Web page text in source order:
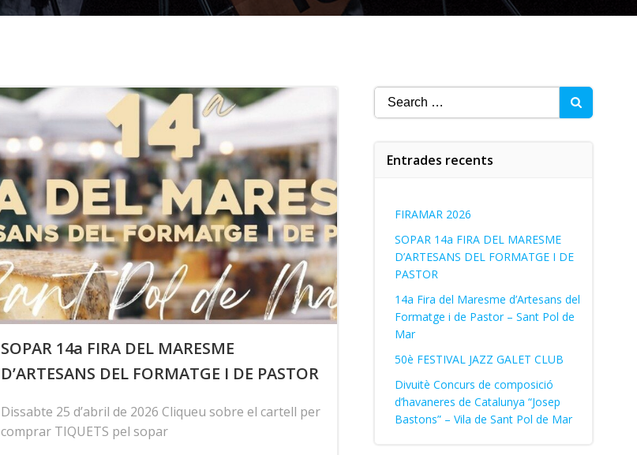
SOPAR 14a FIRA DEL MARESME
D’ARTESANS DEL FORMATGE I DE PASTOR
Dissabte 25 d’abril de 2026 Cliqueu sobre el cartell per
comprar TIQUETS pel sopar
Search
for:
Entrades recents
FIRAMAR 2026
SOPAR 14a FIRA DEL MARESME
D’ARTESANS DEL FORMATGE I DE
PASTOR
14a Fira del Maresme d’Artesans del
Formatge i de Pastor – Sant Pol de
Mar
50è FESTIVAL JAZZ GALET CLUB
Divuitè Concurs de composició
d’havaneres de Catalunya “Josep
Bastons” – Vila de Sant Pol de Mar